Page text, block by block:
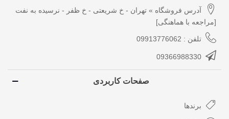
آدرس فروشگاه » تهران - خ شریعتی - خ ظفر - نرسیده به نفت
[مراجعه با هماهنگی]
تلفن : 09913776062
09366988330
صفحات کاربردی
برندها